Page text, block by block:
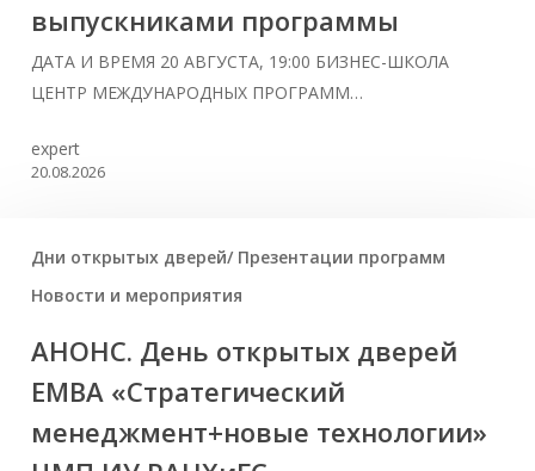
выпускниками программы
ДАТА И ВРЕМЯ 20 АВГУСТА, 19:00 БИЗНЕС-ШКОЛА
ЦЕНТР МЕЖДУНАРОДНЫХ ПРОГРАММ…
expert
20.08.2026
Дни открытых дверей/ Презентации программ
Новости и мероприятия
АНОНС. День открытых дверей
ЕМВА «Стратегический
менеджмент+новые технологии»